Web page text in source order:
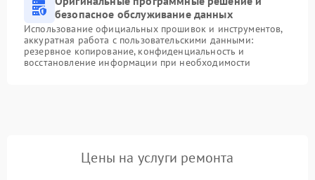
безопасное обслуживание данных
Использование официальных прошивок и инструментов,
аккуратная работа с пользовательскими данными:
резервное копирование, конфиденциальность и
восстановление информации при необходимости
Цены на услуги ремонта